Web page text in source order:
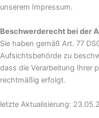
unserem Impressum.
Beschwerderecht bei der
Sie haben gemäß Art. 77
Aufsichtsbehörde zu
dass die Verarbeitung Ihrer
rechtmäßig erfolgt.
letzte Aktualisierung: